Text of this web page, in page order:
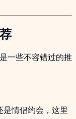
一些不容错过的推
是情侣约会，这里